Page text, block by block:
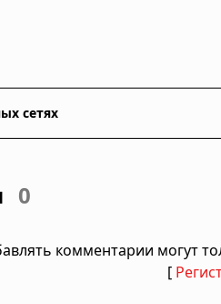
сетях
0
комментарии могут
[